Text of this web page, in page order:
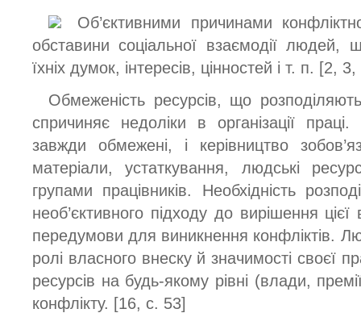
Об’єктивними причинами
обставини соціальної взаємодії людей,
їхніх думок, інтересів, цінностей і т. п. [2,
Обмеженість ресурсів, що
спричиняє недоліки в організації
завжди обмежені, і керівництво
матеріали, устаткування, людські
групами працівників. Необхідність
необ’єктивного підходу до вирішення
передумови для виникнення конфліктів.
ролі власного внеску й значимості своєї
ресурсів на будь-якому рівні (влади,
конфлікту. [16, c. 53]